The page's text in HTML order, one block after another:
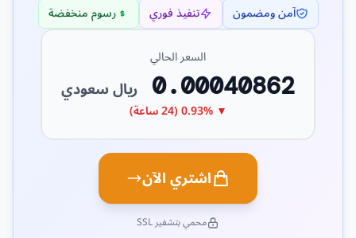
آمن ومضمون تنفيذ فوري
رسوم منخفضة
السعر الحالي
0.00040862 ريال سعودي
▼ 0.93% (24 ساعة)
اشتري الآن
محمي بتشفير SSL